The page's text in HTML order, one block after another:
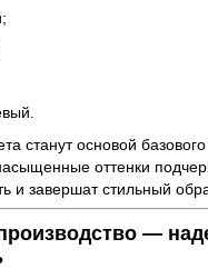
станут основой
оттенки
и завершат стильный
—